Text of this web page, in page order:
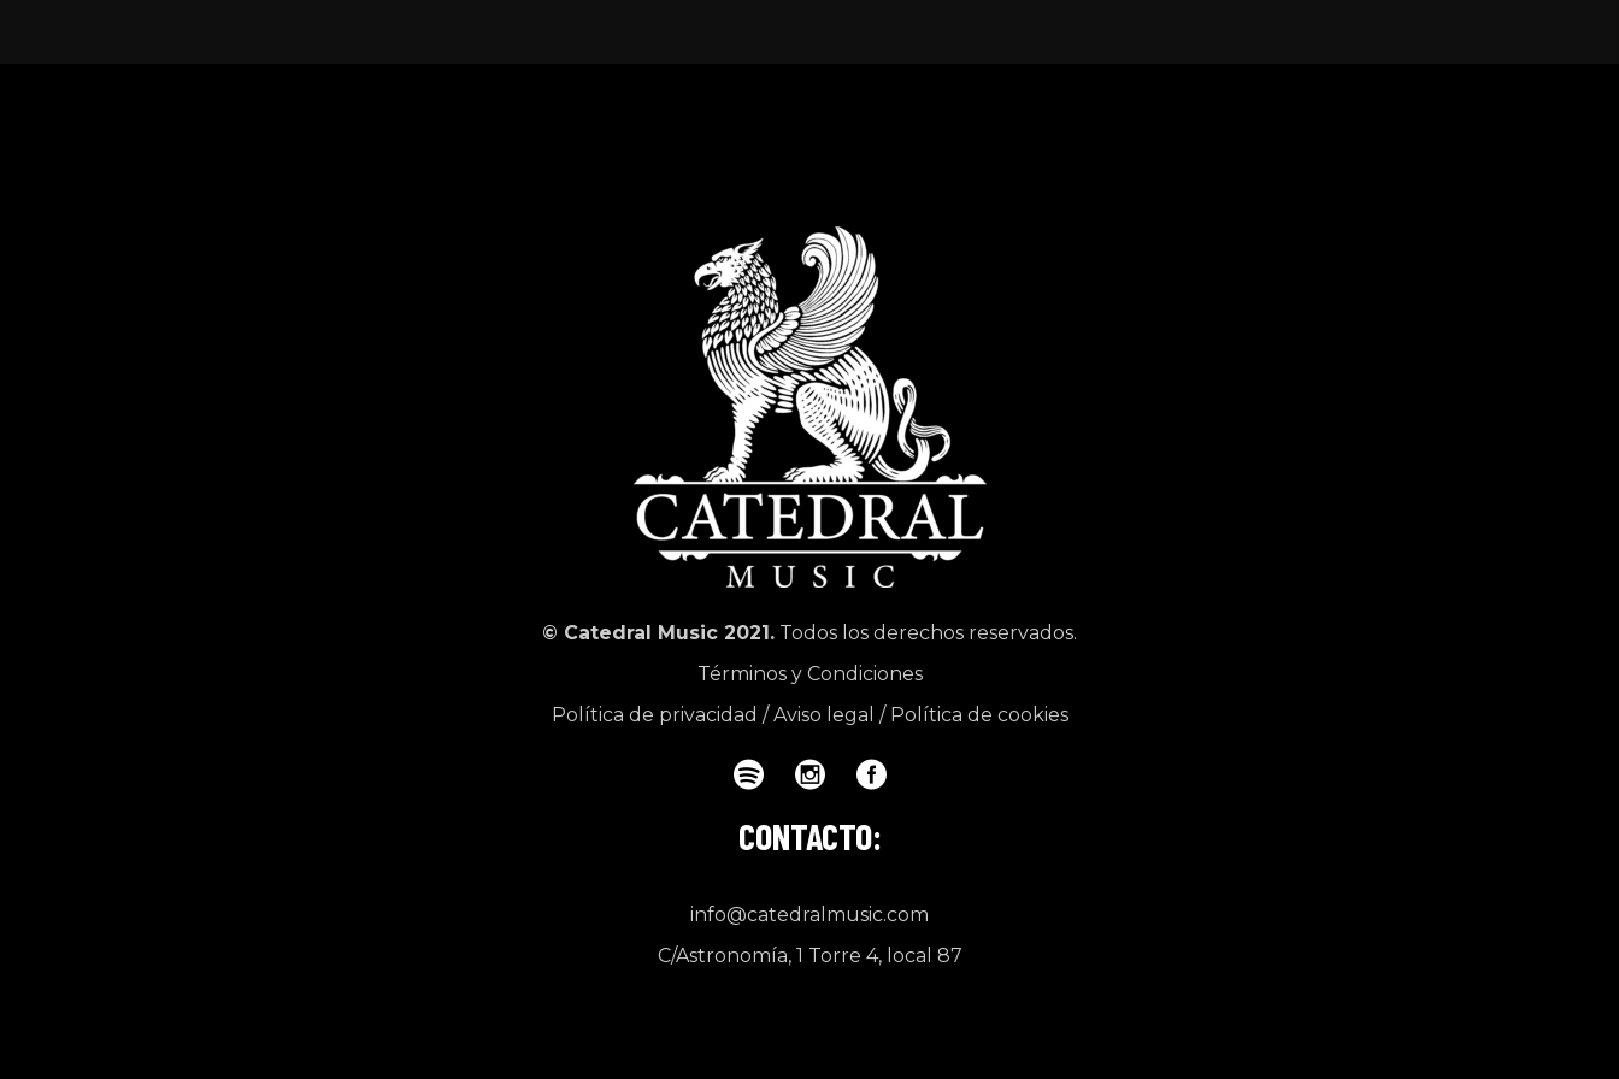
© Catedral Music 2021. Todos los derechos reservados.
Términos y Condiciones
Política de privacidad /Aviso legal / Política de cookies
CONTACTO:
info@catedralmusic.com
C/Astronomía, 1 Torre 4, local 87